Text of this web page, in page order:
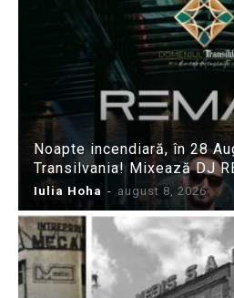
Noapte incendiară, în 28
Transilvania! Mixează DJ
Iulia Hoha - august 8, 2026